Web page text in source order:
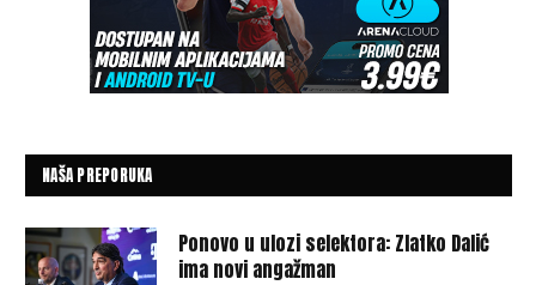
NAŠA PREPORUKA
Ponovo u ulozi selektora: Zlatko Dalić
ima novi angažman